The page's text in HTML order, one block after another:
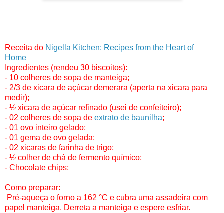
Receita do Nigella Kitchen: Recipes from the Heart of
Home
Ingredientes (rendeu 30 biscoitos):
- 10 colheres de sopa de manteiga;
- 2/3 de xicara de açúcar demerara (aperta na xicara para
medir);
- ½ xicara de açúcar refinado (usei de confeiteiro);
- 02 colheres de sopa de extrato de baunilha;
- 01 ovo inteiro gelado;
- 01 gema de ovo gelada;
- 02 xicaras de farinha de trigo;
- ½ colher de chá de fermento químico;
- Chocolate chips;
Como preparar:
Pré-aqueça o forno a 162 °C e cubra uma assadeira com
papel manteiga. Derreta a manteiga e espere esfriar.